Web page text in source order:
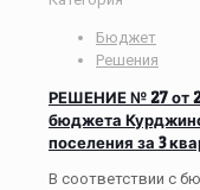
Бюджет
Решения
РЕШЕНИЕ № 27 от
бюджета
поселения за 3
В соответствии с